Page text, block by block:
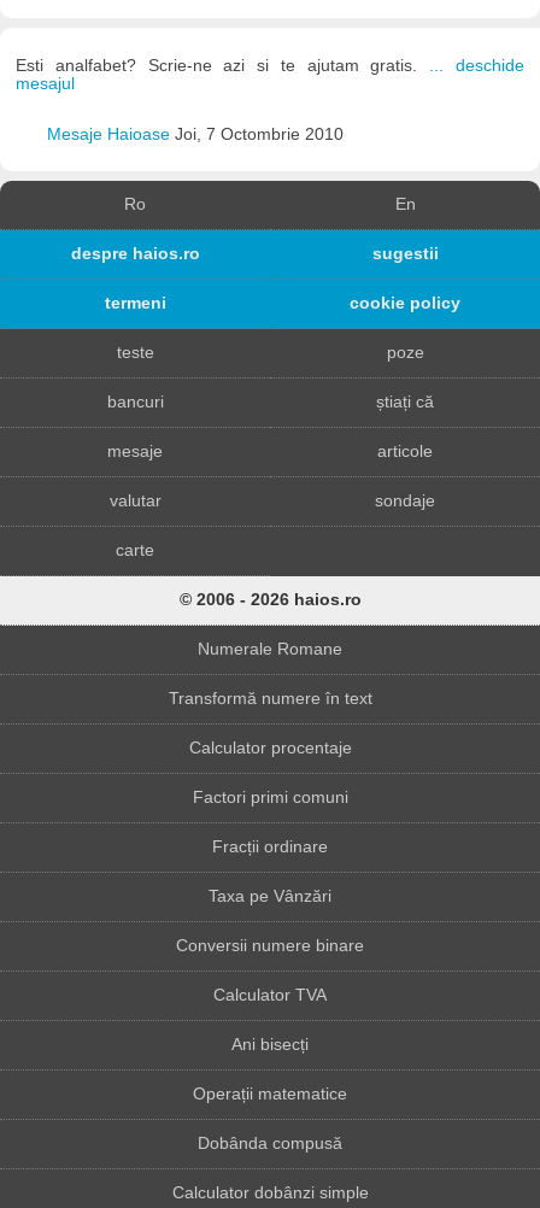
Esti analfabet? Scrie-ne azi si te ajutam gratis.
... deschide
mesajul
Mesaje Haioase Joi, 7 Octombrie 2010
Ro En
despre haios.ro sugestii
termeni cookie policy
teste poze
bancuri știați că
mesaje articole
valutar sondaje
carte
© 2006 - 2026 haios.ro
Numerale Romane
Transformă numere în text
Calculator procentaje
Factori primi comuni
Fracții ordinare
Taxa pe Vânzări
Conversii numere binare
Calculator TVA
Ani bisecți
Operații matematice
Dobânda compusă
Calculator dobânzi simple